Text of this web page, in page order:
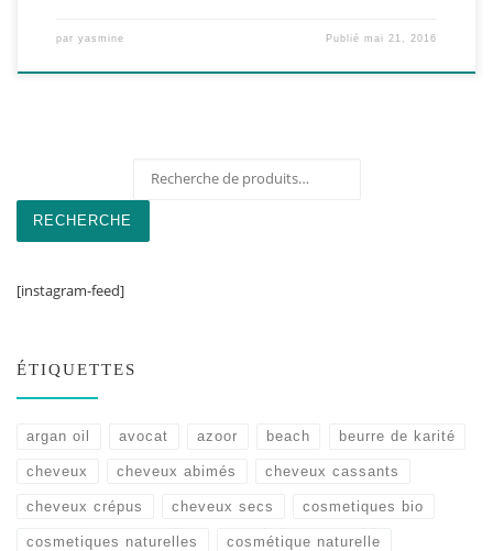
par yasmine Publiémai 21, 2016
RECHERCHE
[instagram-feed]
ÉTIQUETTES
argan oil avocat azoor beach beurre de karité
cheveux cheveux abimés cheveux cassants
cheveux crépus cheveux secs cosmetiques bio
cosmetiques naturelles cosmétique naturelle